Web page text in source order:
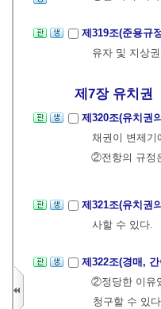
제319조(준용규
유자 및 지상
제7장 유치권
제320조(유치권
채권이 변제기
②전항의 규정
제321조(유치권
사할 수 있다.
제322조(경매,
②정당한 이유
청구할 수 있